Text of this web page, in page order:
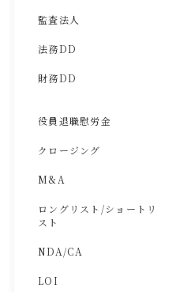
監査法人
法務DD
財務DD
役員退職慰労金
クロージング
M&A
ロングリスト/ショートリ
スト
NDA/CA
LOI